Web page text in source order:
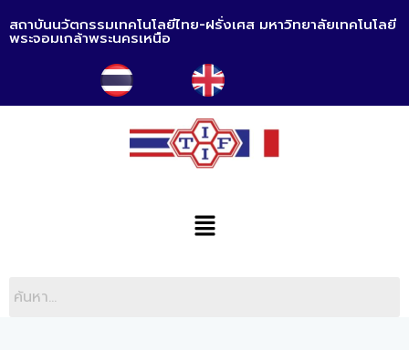
สถาบันนวัตกรรมเทคโนโลยีไทย-ฝรั่งเศส มหาวิทยาลัยเทคโนโลยี
พระจอมเกล้าพระนครเหนือ